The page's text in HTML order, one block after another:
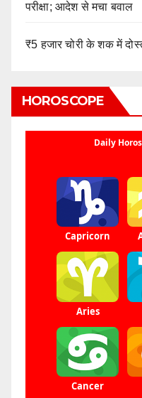
परीक्षा; आदेश से मचा बवाल
₹5 हजार चोरी के शक में
HOROSCOPE